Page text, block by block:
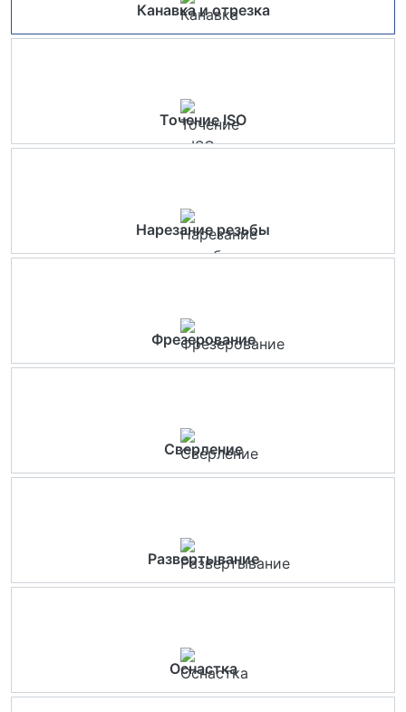
Канавка и отрезка
Точение ISO
Нарезание резьбы
Фрезерование
Сверление
Развертывание
Оснастка